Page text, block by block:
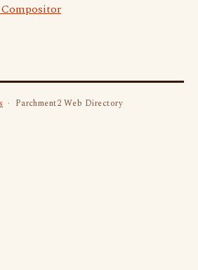
· Parchment2 Web Directory